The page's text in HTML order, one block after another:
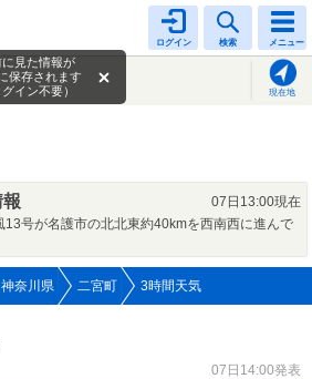
ログイン 検索 メニュー
現在地
に見た情報が
保存されます
グイン不要）
07日13:00現在
13号が名護市の北北東約40kmを西南西に進んで
神奈川県 二宮町 3時間天気
07日14:00発表